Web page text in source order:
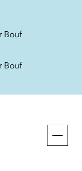
Bouf
Bouf